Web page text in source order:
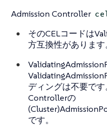
Admission Controller
そのCELコードは
方互換性があります
ディングは不要で
Controllerの
です。